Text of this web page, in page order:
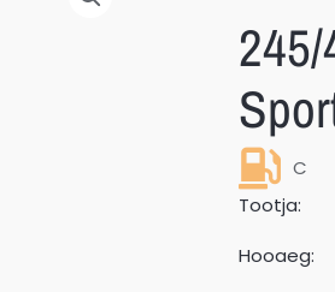
C
Tootja:
Hooaeg: